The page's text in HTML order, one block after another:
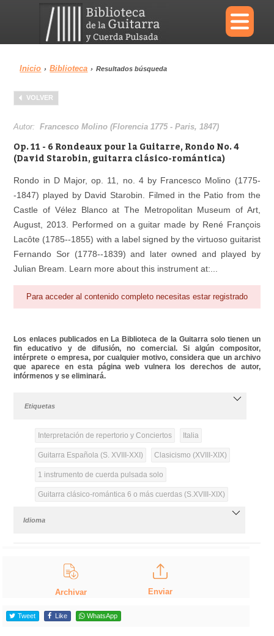
×
Menu
Biblioteca Diccionario
Área personal
Inicio › Biblioteca › Resultados búsqueda
VOLVER
Autor:Francesco Molino (Florencia 1775 - Paris, 1847)
Op. 11 - 6 Rondeaux pour la Guitarre, Rondo No. 4
(David Starobin, guitarra clásico-romántica)
Rondo in D Major, op. 11, no. 4 by Francesco Molino (1775-
-1847) played by David Starobin. Filmed in the Patio from the
Castle of Vélez Blanco at The Metropolitan Museum of Art,
August, 2013. Performed on a guitar made by René François
Lacôte (1785--1855) with a label signed by the virtuoso guitarist
Fernando Sor (1778--1839) and later owned and played by
Julian Bream. Learn more about this instrument at:...
Para acceder al contenido completo necesitas estar registrado
Los enlaces publicados en La Biblioteca de la Guitarra solo tienen un
fin educativo y de difusión, no comercial. Si algún compositor,
intérprete o empresa, por cualquier motivo, considera que un archivo
que aparece en esta página web vulnera los derechos de autor,
infórmenos y se eliminará.
Etiquetas
Interpretación de repertorio y Conciertos Italia
Guitarra Española (S. XVIII-XXI) Clasicismo (XVIII-XIX)
1 instrumento de cuerda pulsada solo
Guitarra clásico-romántica 6 o más cuerdas (S.XVIII-XIX)
Idioma
Archivar Enviar
Tweet Like WhatsApp